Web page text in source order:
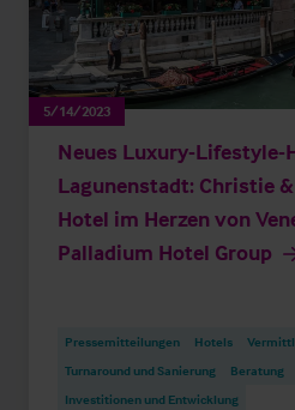
5/14/2023
Neues Luxury-Lifestyle-
Lagunenstadt: Christie
Hotel im Herzen von
Palladium Hotel Group
Pressemitteilungen Hotels
Turnaround und Sanierung
Beratung
Investitionen und Entwicklung